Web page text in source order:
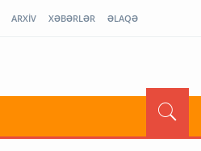
ARXİV XƏBƏRLƏR ƏLAQƏ